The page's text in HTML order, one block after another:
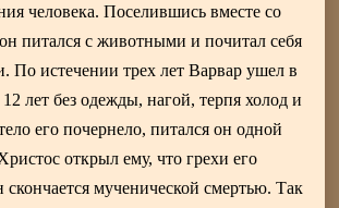
человека. Поселившись вместе со
питался с животными и почитал себя
По истечении трех лет Варвар ушел в
лет без одежды, нагой, терпя холод и
его почернело, питался он одной
открыл ему, что грехи его
мученической смертью. Так